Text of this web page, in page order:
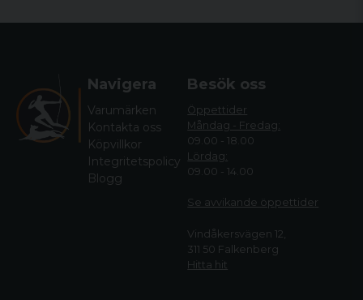
Navigera
Varumärken
Kontakta oss
Köpvillkor
Integritetspolicy
Blogg
Besök oss
Öppettider
Måndag - Fredag:
09.00 - 18.00
Lördag:
09.00 - 14.00
Se avvikande öppettider
Vindåkersvägen 12,
311 50 Falkenberg
Hitta hit